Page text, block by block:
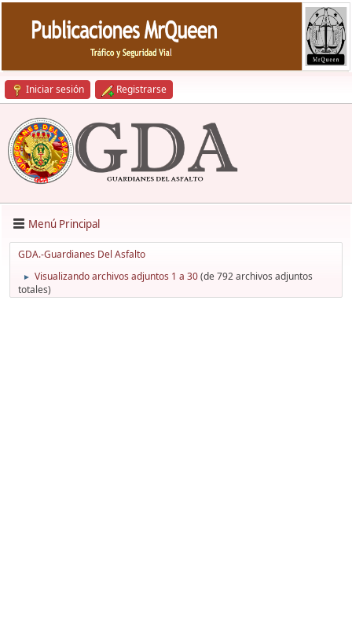
Iniciar sesión Registrarse
Menú Principal
GDA.-Guardianes Del Asfalto
► Visualizando archivos adjuntos 1 a 30(de 792 archivos adjuntos
totales)